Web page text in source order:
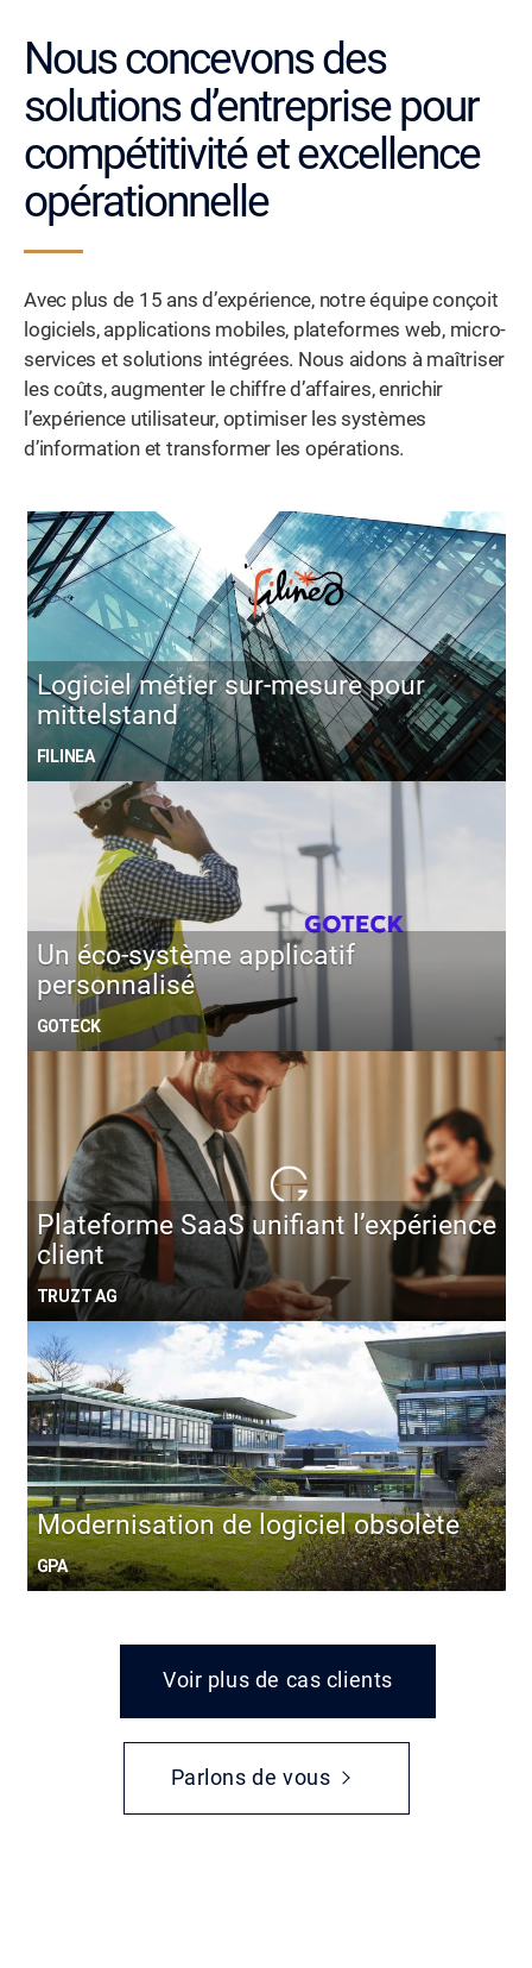
Nous concevons des
solutions d’entreprise pour
compétitivité et excellence
opérationnelle
Avec plus de 15 ans d’expérience, notre équipe conçoit
logiciels, applications mobiles, plateformes web, micro-
services et solutions intégrées. Nous aidons à maîtriser
les coûts, augmenter le chiffre d’affaires, enrichir
l’expérience utilisateur, optimiser les systèmes
d’information et transformer les opérations.
Logiciel métier sur-mesure pour
mittelstand
FILINEA
Un éco-système applicatif
personnalisé
GOTECK
Plateforme SaaS unifiant l’expérience
client
TRUZT AG
Modernisation de logiciel obsolète
GPA
Voir plus de cas clients
Parlons de vous